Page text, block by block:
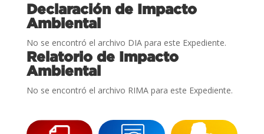
Declaración de Impacto
Ambiental
No se encontró el archivo DIA para este Expediente.
Relatorio de Impacto
Ambiental
No se encontró el archivo RIMA para este Expediente.